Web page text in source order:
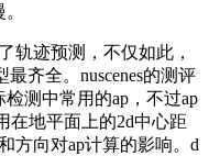
轨迹预测，不仅如此，
齐全。nuscenes的测评
测中常用的ap，不过ap
在地平面上的2d中心距
方向对ap计算的影响。d